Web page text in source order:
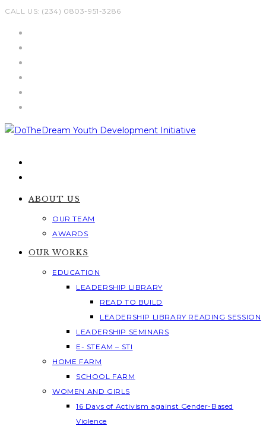
Skip
CALL US: (234) 0803-951-3286
ABOUT US
OUR TEAM
AWARDS
OUR WORKS
EDUCATION
LEADERSHIP LIBRARY
READ TO BUILD
LEADERSHIP LIBRARY READING SESSION
LEADERSHIP SEMINARS
E- STEAM – STI
HOME FARM
SCHOOL FARM
WOMEN AND GIRLS
16 Days of Activism against Gender-Based
Violence